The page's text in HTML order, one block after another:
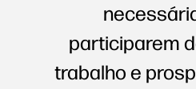
participarem
trabalho e